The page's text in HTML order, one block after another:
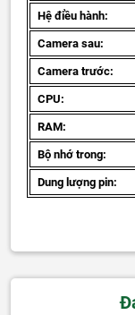
Hệ điều hành:
Camera sau:
Camera trước:
CPU:
RAM:
Bộ nhớ trong:
Dung lượng pin: